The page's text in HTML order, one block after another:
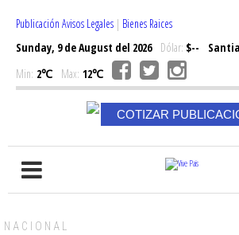
Publicación Avisos Legales | Bienes Raices
Sunday, 9 de August del 2026Dólar: $--
Min: 2℃ Max: 12℃
COTIZAR
NACIONAL